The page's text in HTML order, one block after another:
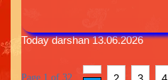
Today darshan 13.06.2026
Page 1 of 32